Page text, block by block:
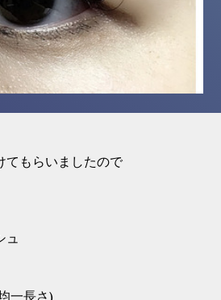
てもらいましたので
ュ
一長さ)